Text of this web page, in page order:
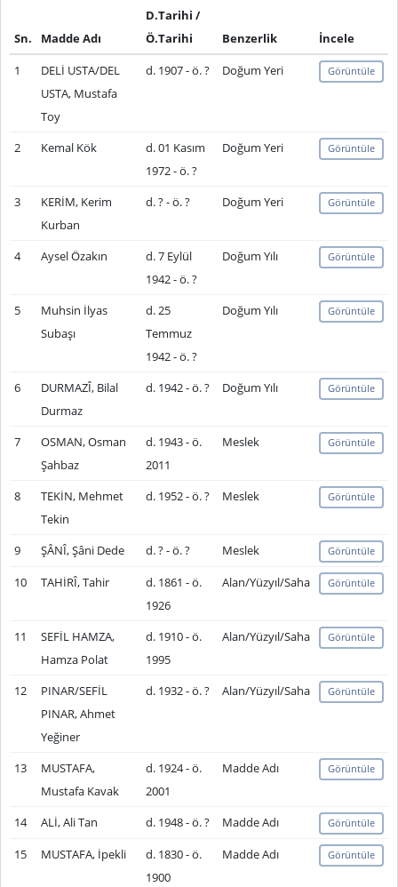
Sn. Madde Adı
D.Tarihi /
Ö.Tarihi
Benzerlik
İncele
1
DELİ USTA/DEL
USTA, Mustafa
Toy
d. 1907 - ö. ? Doğum Yeri Görüntüle
2 Kemal Kök
d. 01 Kasım
1972 - ö. ?
Doğum Yeri Görüntüle
3
KERİM, Kerim
Kurban
d. ? - ö. ? Doğum Yeri Görüntüle
4 Aysel Özakın
d. 7 Eylül
1942 - ö. ?
Doğum Yılı Görüntüle
5
Muhsin İlyas
Subaşı
d. 25
Temmuz
1942 - ö. ?
Doğum Yılı Görüntüle
6
DURMAZÎ, Bilal
Durmaz
d. 1942 - ö. ? Doğum Yılı Görüntüle
7
OSMAN, Osman
Şahbaz
d. 1943 - ö.
2011
Meslek Görüntüle
8
TEKİN, Mehmet
Tekin
d. 1952 - ö. ? Meslek Görüntüle
9 ŞÂNÎ, Şâni Dede d. ? - ö. ? Meslek Görüntüle
10 TAHİRÎ, Tahir
d. 1861 - ö.
1926
Alan/Yüzyıl/Saha Görüntüle
11
SEFİL HAMZA,
Hamza Polat
d. 1910 - ö.
1995
Alan/Yüzyıl/Saha Görüntüle
12
PINAR/SEFİL
PINAR, Ahmet
Yeğiner
d. 1932 - ö. ? Alan/Yüzyıl/Saha Görüntüle
13
MUSTAFA,
Mustafa Kavak
d. 1924 - ö.
2001
Madde Adı Görüntüle
14 ALİ, Ali Tan d. 1948 - ö. ? Madde Adı Görüntüle
15 MUSTAFA, İpekli
d. 1830 - ö.
1900
Madde Adı Görüntüle